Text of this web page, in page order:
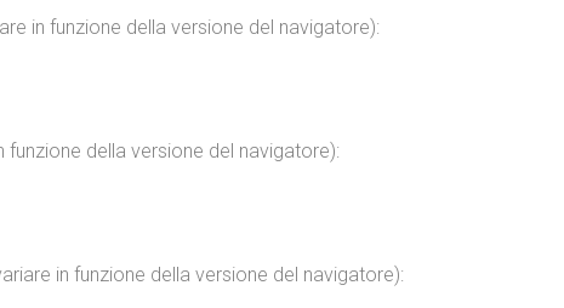
in funzione della versione del navigatore):
della versione del navigatore):
in funzione della versione del navigatore):